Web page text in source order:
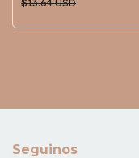
$13.64 USD
Seguinos